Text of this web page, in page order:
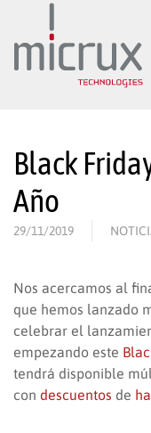
Ir al contenido
Black
Año
29/11/2019
Nos acercamos al
que hemos lanzado
celebrar el
empezando este
tendrá disponible
con descuentos de